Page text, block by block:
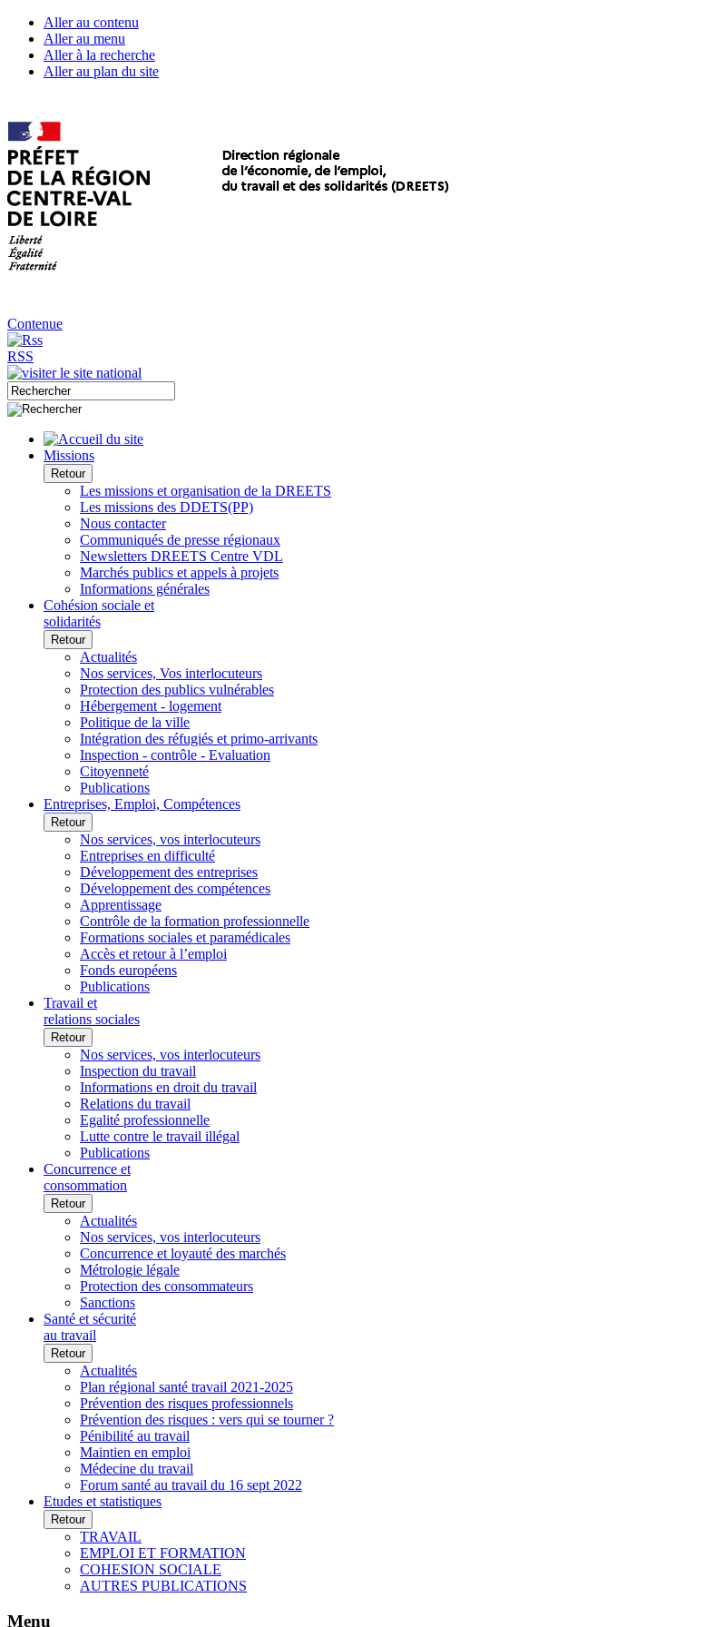
Aller au contenu
Aller au menu
Aller à la recherche
Aller au plan du site
Contenue
RSS
Missions
Retour
Les missions et organisation de la DREETS
Les missions des DDETS(PP)
Nous contacter
Communiqués de presse régionaux
Newsletters DREETS Centre VDL
Marchés publics et appels à projets
Informations générales
Cohésion sociale et
solidarités
Retour
Actualités
Nos services, Vos interlocuteurs
Protection des publics vulnérables
Hébergement - logement
Politique de la ville
Intégration des réfugiés et primo-arrivants
Inspection - contrôle - Evaluation
Citoyenneté
Publications
Entreprises, Emploi, Compétences
Retour
Nos services, vos interlocuteurs
Entreprises en difficulté
Développement des entreprises
Développement des compétences
Apprentissage
Contrôle de la formation professionnelle
Formations sociales et paramédicales
Accès et retour à l’emploi
Fonds européens
Publications
Travail et
relations sociales
Retour
Nos services, vos interlocuteurs
Inspection du travail
Informations en droit du travail
Relations du travail
Egalité professionnelle
Lutte contre le travail illégal
Publications
Concurrence et
consommation
Retour
Actualités
Nos services, vos interlocuteurs
Concurrence et loyauté des marchés
Métrologie légale
Protection des consommateurs
Sanctions
Santé et sécurité
au travail
Retour
Actualités
Plan régional santé travail 2021-2025
Prévention des risques professionnels
Prévention des risques : vers qui se tourner ?
Pénibilité au travail
Maintien en emploi
Médecine du travail
Forum santé au travail du 16 sept 2022
Etudes et statistiques
Retour
TRAVAIL
EMPLOI ET FORMATION
COHESION SOCIALE
AUTRES PUBLICATIONS
Menu